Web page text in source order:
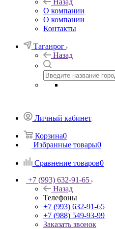
Назад
О компании
О компании
Контакты
Таганрог
Назад
Личный кабинет
Корзина0
Избранные товары0
Сравнение товаров0
+7 (993) 632-91-65
Назад
Телефоны
+7 (993) 632-91-65
+7 (988) 549-93-99
Заказать звонок